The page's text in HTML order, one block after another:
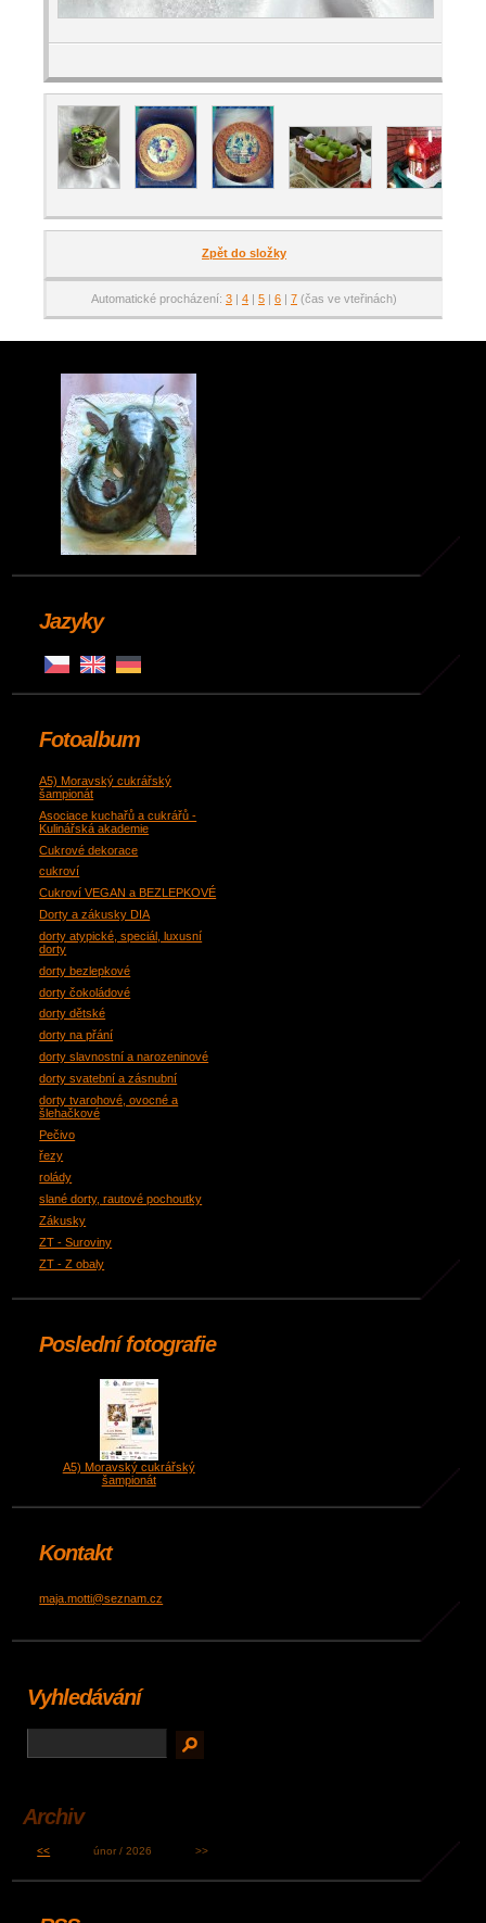
Zpět do složky
Automatické procházení: 3 | 4 | 5 | 6 | 7 (čas ve vteřinách)
Jazyky
Fotoalbum
A5) Moravský cukrářský
šampionát
Asociace kuchařů a cukrářů -
Kulinářská akademie
Cukrové dekorace
cukroví
Cukroví VEGAN a BEZLEPKOVÉ
Dorty a zákusky DIA
dorty atypické, speciál, luxusní
dorty
dorty bezlepkové
dorty čokoládové
dorty dětské
dorty na přání
dorty slavnostní a narozeninové
dorty svatební a zásnubní
dorty tvarohové, ovocné a
šlehačkové
Pečivo
řezy
rolády
slané dorty, rautové pochoutky
Zákusky
ZT - Suroviny
ZT - Z obaly
Poslední fotografie
A5) Moravský cukrářský
šampionát
Kontakt
maja.motti@seznam.cz
Vyhledávání
Archiv
<< únor / 2026 >>